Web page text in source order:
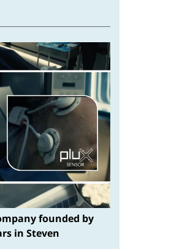
founded by
in Steven